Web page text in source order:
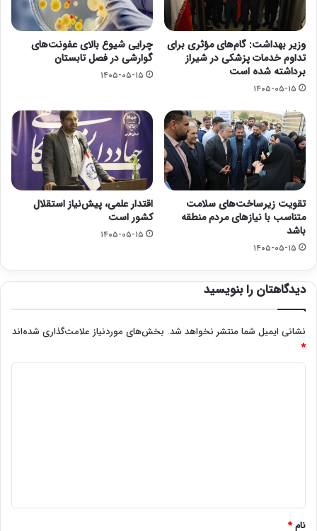
وزیر بهداشت: گام‌های مؤثری برای
تداوم خدمات پزشکی در شیراز
برداشته شده است
۱۴۰۵-۰۵-۱۵
چرایی شیوع بالای عفونت‌های
گوارشی در فصل تابستان
۱۴۰۵-۰۵-۱۵
تقویت زیرساخت‌های سلامت
متناسب با نیازهای مردم منطقه
باشد
۱۴۰۵-۰۵-۱۵
اقتدار علمی، پیش‌نیاز استقلال
کشور است
۱۴۰۵-۰۵-۱۵
دیدگاهتان را بنویسید
نشانی ایمیل شما منتشر نخواهد شد. بخش‌های موردنیاز علامت‌گذاری شده‌اند
*
نام*